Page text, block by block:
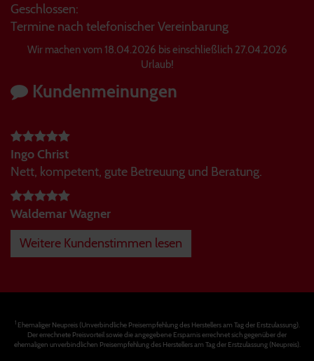
Geschlossen:
Termine nach telefonischer Vereinbarung
Wir machen vom 18.04.2026 bis einschließlich 27.04.2026
Urlaub!
Kundenmeinungen
Ingo Christ
Nett, kompetent, gute Betreuung und Beratung.
Waldemar Wagner
Weitere Kundenstimmen lesen
1Ehemaliger Neupreis (Unverbindliche Preisempfehlung des Herstellers am Tag der Erstzulassung).
Der errechnete Preisvorteil sowie die angegebene Ersparnis errechnet sich gegenüber der
ehemaligen unverbindlichen Preisempfehlung des Herstellers am Tag der Erstzulassung (Neupreis).